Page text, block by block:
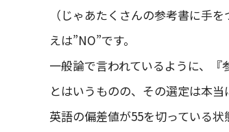
（じゃあたくさんの参考書に手
えは”NO”です。
一般論で言われているように、『
とはいうものの、その選定は本当
英語の偏差値が55を切っている